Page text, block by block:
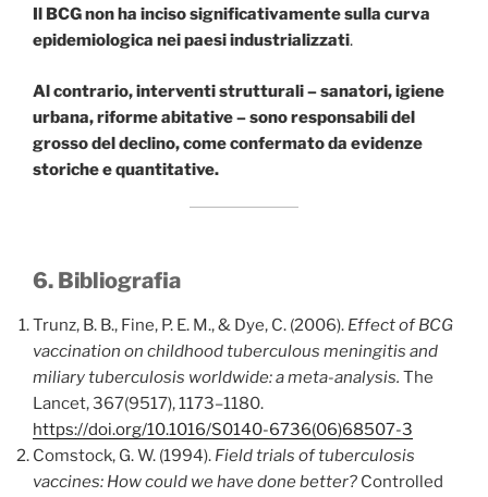
Il BCGnon ha inciso significativamente sulla curva
epidemiologica nei paesi industrializzati.
Al contrario, interventi strutturali – sanatori, igiene
urbana, riforme abitative – sono responsabili del
grosso del declino, come confermato da evidenze
storiche e quantitative.
6. Bibliografia
Trunz, B. B., Fine, P. E. M., & Dye, C. (2006). Effect of BCG
vaccination on childhood tuberculous meningitis and
miliary tuberculosis worldwide: a meta-analysis. The
Lancet, 367(9517), 1173–1180.
https://doi.org/10.1016/S0140-6736(06)68507-3
Comstock, G. W. (1994). Field trials of tuberculosis
vaccines: How could we have done better? Controlled